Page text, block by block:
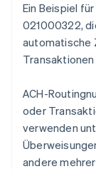
Ein Beispiel
021000322,
automatische
ACH-
oder
verwenden
andere